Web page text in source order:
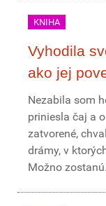
KNIHA
Vyhodila
ako jej
Nezabila som
priniesla čaj a
zatvorené,
drámy, v
Možno